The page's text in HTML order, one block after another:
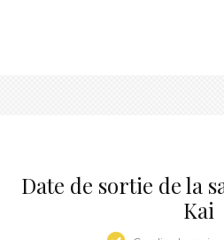
Date de sortie de la
Kai